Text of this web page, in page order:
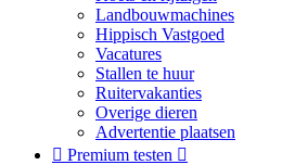
Landbouwmachines
Hippisch Vastgoed
Vacatures
Stallen te huur
Ruitervakanties
Overige dieren
Advertentie plaatsen
 Premium testen 